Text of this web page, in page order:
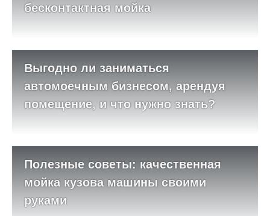
бесконтактная мойка
Выгодно ли заниматься
автомоечным бизнесом, арендуя
помещение, и что нужно знать?
Полезные советы: качественная
мойка кузова машины своими
руками